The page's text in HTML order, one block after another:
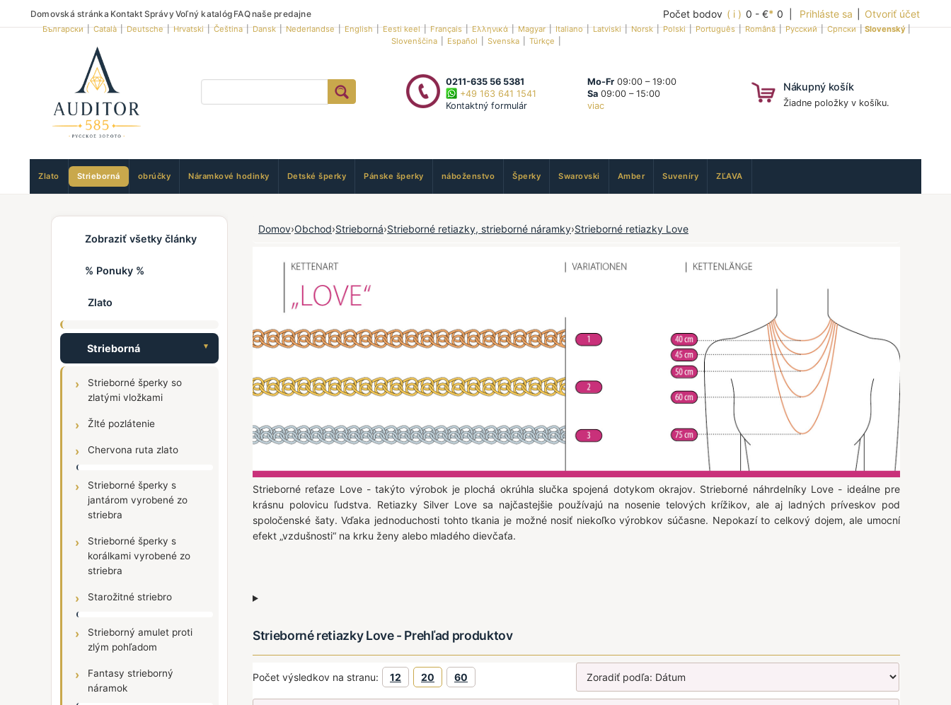
Domovská stránka Kontakt SprávyVoľný katalóg FAQnaše predajne Počet bodov ( i ) 0 - €* 0 | Prihláste sa Otvoriť účet
Български|Català|Deutsche|Hrvatski|Čeština|Dansk|Nederlandse|English|Eesti keel|Français|Ελληνικά|Magyar|Italiano|Latviski|Norsk|Polski|Português|Română|Русский|Српски|Slovenský|
Slovenščina
Español Svenska Türkçe
0211-635 56 5381
+49 163 641 1541
Kontaktný formulár
Mo-Fr09:00 – 19:00
Sa09:00 – 15:00
viac
Nákupný košík
Žiadne položky v košíku.
Zlato Strieborná obrúčky Náramkové hodinky Detské šperky Pánske šperky náboženstvo Šperky Swarovski Amber Suveníry ZĽAVA
Zobraziť všetky články
% Ponuky %
Zlato
Strieborná
Strieborné šperky so
zlatými vložkami
Žlté pozlátenie
Chervona ruta zlato
Strieborné šperky s
jantárom vyrobené zo
striebra
Strieborné šperky s
korálkami vyrobené zo
striebra
Starožitné striebro
Strieborný amulet proti
zlým pohľadom
Fantasy strieborný
náramok
Domov›Obchod›Strieborná›Strieborné retiazky, strieborné náramky›Strieborné retiazky Love
Strieborné reťaze Love - takýto výrobok je plochá okrúhla slučka spojená dotykom okrajov. Strieborné náhrdelníky Love - ideálne pre
krásnu polovicu ľudstva. Retiazky Silver Love sa najčastejšie používajú na nosenie telových krížikov, ale aj ladných príveskov pod
spoločenské šaty. Vďaka jednoduchosti tohto tkania je možné nosiť niekoľko výrobkov súčasne. Nepokazí to celkový dojem, ale umocní
efekt „vzdušnosti“ na krku ženy alebo mladého dievčaťa.
Strieborné retiazky Love - Prehľad produktov
Počet výsledkov na stranu: 12 20 60